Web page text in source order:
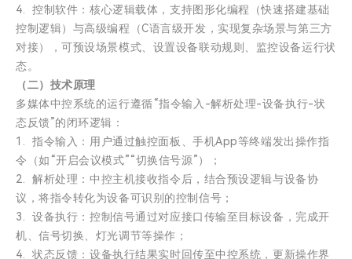
4. 控制软件：核心逻辑载体，支持图形化编程（快速搭建基础
控制逻辑）与高级编程（C语言级开发，实现复杂场景与第三方
对接），可预设场景模式、设置设备联动规则、监控设备运行状
态。
（二）技术原理
多媒体中控系统的运行遵循“指令输入-解析处理-设备执行-状
态反馈”的闭环逻辑：
1. 指令输入：用户通过触控面板、手机App等终端发出操作指
令（如“开启会议模式”“切换信号源”）；
2. 解析处理：中控主机接收指令后，结合预设逻辑与设备协
议，将指令转化为设备可识别的控制信号；
3. 设备执行：控制信号通过对应接口传输至目标设备，完成开
机、信号切换、灯光调节等操作；
4. 状态反馈：设备执行结果实时回传至中控系统，更新操作界